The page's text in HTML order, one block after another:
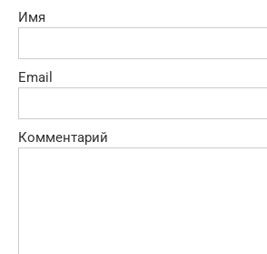
Имя
Email
Комментарий